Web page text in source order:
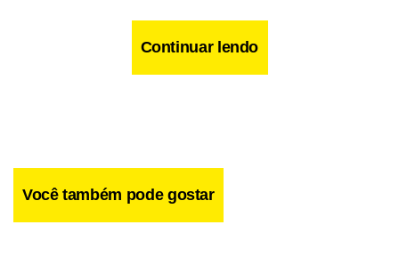
Continuar lendo
Você também pode gostar